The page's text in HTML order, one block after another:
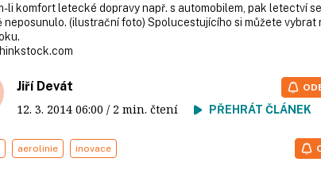
li komfort letecké dopravy např. s automobilem, pak letectví
neposunulo. (ilustrační foto) Spolucestujícího si můžete vybrat
Jiří Devát
12. 3. 2014 06:00 / 2 min. čtení PŘEHRÁT ČLÁNEK
aerolinie inovace